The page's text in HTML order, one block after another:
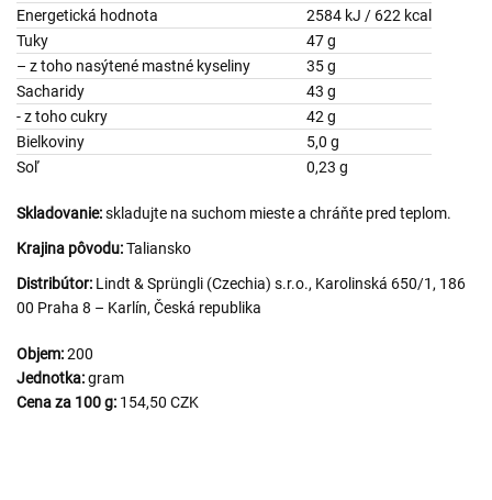
Energetická hodnota
2584 kJ / 622 kcal
Tuky
47 g
– z toho nasýtené mastné kyseliny 35 g
Sacharidy
43 g
- z toho cukry
42 g
Bielkoviny
5,0 g
Soľ
0,23 g
Skladovanie:skladujte na suchom mieste a chráňte pred teplom.
Krajina pôvodu:Taliansko
Distribútor: Lindt & Sprüngli (Czechia) s.r.o., Karolinská 650/1, 186
00 Praha 8 – Karlín, Česká republika
Objem:200
Jednotka:gram
Cena za 100 g: 154,50 CZK